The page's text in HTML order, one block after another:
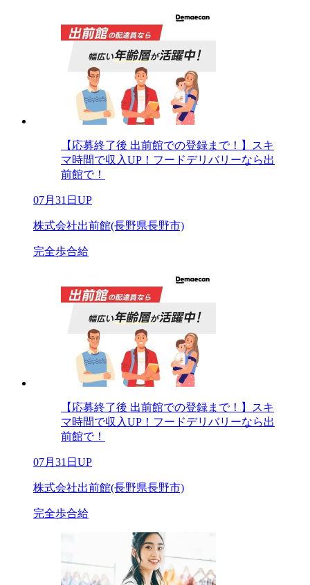
【応募終了後 出前館での登録まで！】スキ
マ時間で収入UP！フードデリバリーなら出
前館で！
07月31日UP
株式会社出前館(長野県長野市)
完全歩合給
【応募終了後 出前館での登録まで！】スキ
マ時間で収入UP！フードデリバリーなら出
前館で！
07月31日UP
株式会社出前館(長野県長野市)
完全歩合給